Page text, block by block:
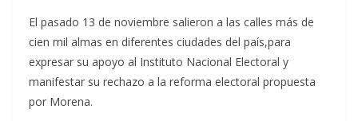
El pasado 13 de noviembre salieron a las calles más de
cien mil almas en diferentes ciudades del país,para
expresar su apoyo al Instituto Nacional Electoral y
manifestar su rechazo a la reforma electoral propuesta
por Morena.